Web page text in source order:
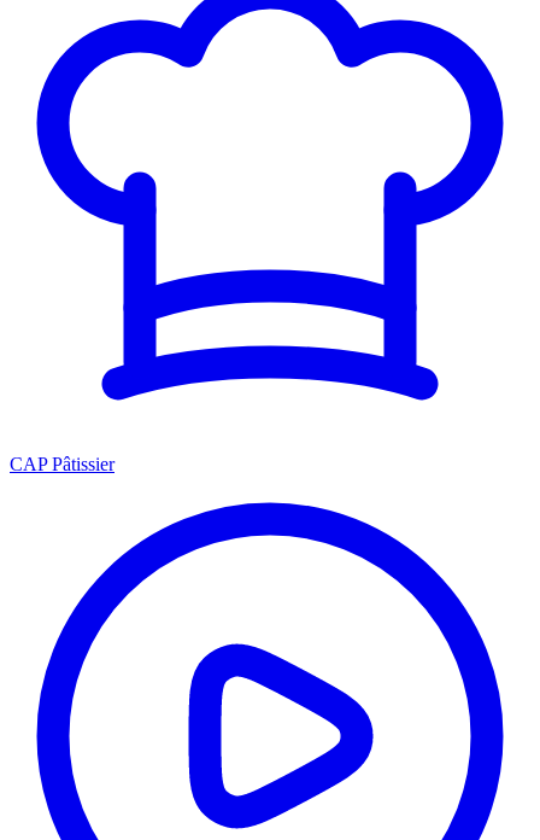
CAP Pâtissier